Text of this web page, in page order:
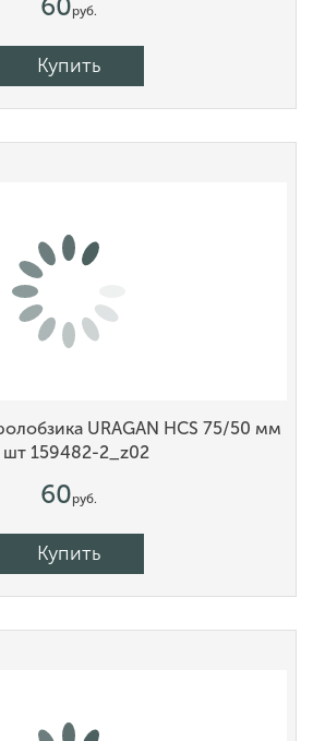
60руб.
Купить
URAGAN HCS 75/50 мм
шт 159482-2_z02
60руб.
Купить